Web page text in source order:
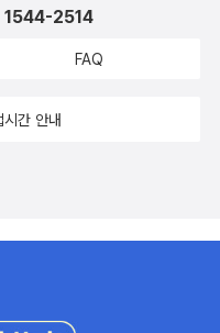
1544-2514
FAQ
간 안내